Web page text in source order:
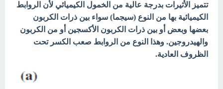
تتميز الأثيرات بدرجة عالية من الخمول الكيميائي لأن الروابط
الكيميائية بها من النوع (سيجما) سواء بين ذرات الكربون
بعضها وبعض أو بين ذرات الكربون الأكسجين أو من الكربون
والهيدروجين. وهذا النوع من الروابط صعب الكسر تحت
الظروف العادية.